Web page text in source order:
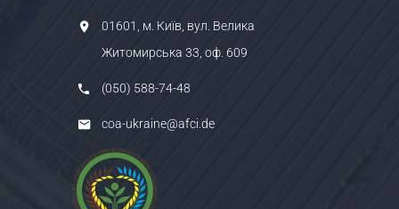
01601, м. Київ, вул. Велика
Житомирська 33, оф. 609
(050) 588-74-48
coa-ukraine@afci.de